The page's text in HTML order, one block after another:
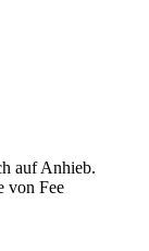
auf Anhieb.
von Fee